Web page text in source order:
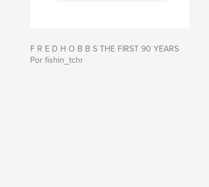
F R E D H O B B S THE FIRST 90 YEARS
Por fishin_tchr